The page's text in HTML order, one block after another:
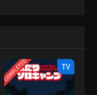
lebih rapuh
menjadi
kecil
yang ia
pemiliknya,
COMPLETED TV